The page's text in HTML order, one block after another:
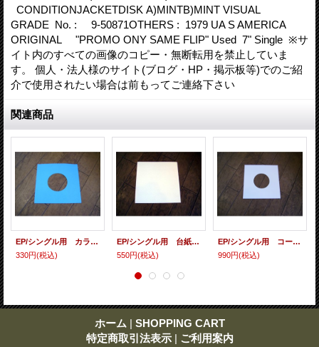
CONDITIONJACKETDISK A)MINTB)MINT VISUAL
GRADE No. : 9-50871OTHERS : 1979 UA S AMERICA
ORIGINAL "PROMO ONY SAME FLIP" Used 7" Single ※サ
イト内のすべての画像のコピー・無断転用を禁止していま
す。 個人・法人様のサイト(ブログ・HP・掲示板等)でのご紹
介で使用されたい場合は前もってご連絡下さい
関連商品
EP/シングル用 カラースリーヴ（全4色） 5枚セット
330円(税込)
EP/シングル用 台紙 10枚セット
550円(税込)
EP/シングル用 コート紙丸穴ジャケ 白 10 copies set / １０枚セット
990円(税込)
ホーム | SHOPPING CART
特定商取引法表示 | ご利用案内